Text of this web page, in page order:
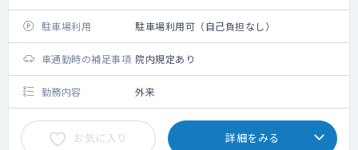
駐車場利用 駐車場利用可（自己負担なし）
車通勤時の補足事項 院内規定あり
勤務内容 外来
お気に入り 詳細をみる